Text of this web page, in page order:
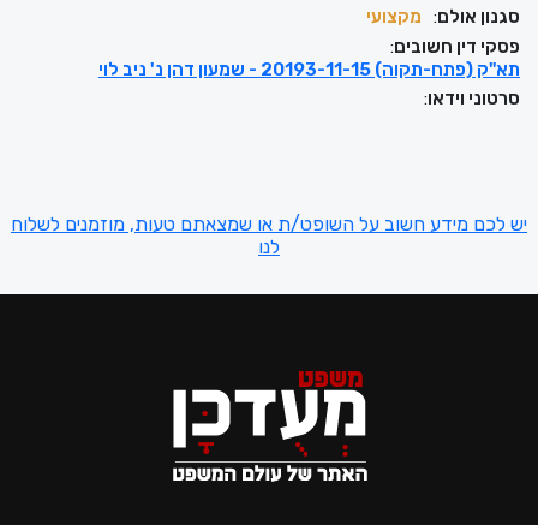
סגנון אולם:
מקצועי
פסקי דין חשובים:
תא"ק (פתח-תקוה) 20193-11-15 - שמעון דהן נ' ניב לוי
סרטוני וידאו:
יש לכם מידע חשוב על השופט/ת או שמצאתם טעות, מוזמנים לשלוח
לנו